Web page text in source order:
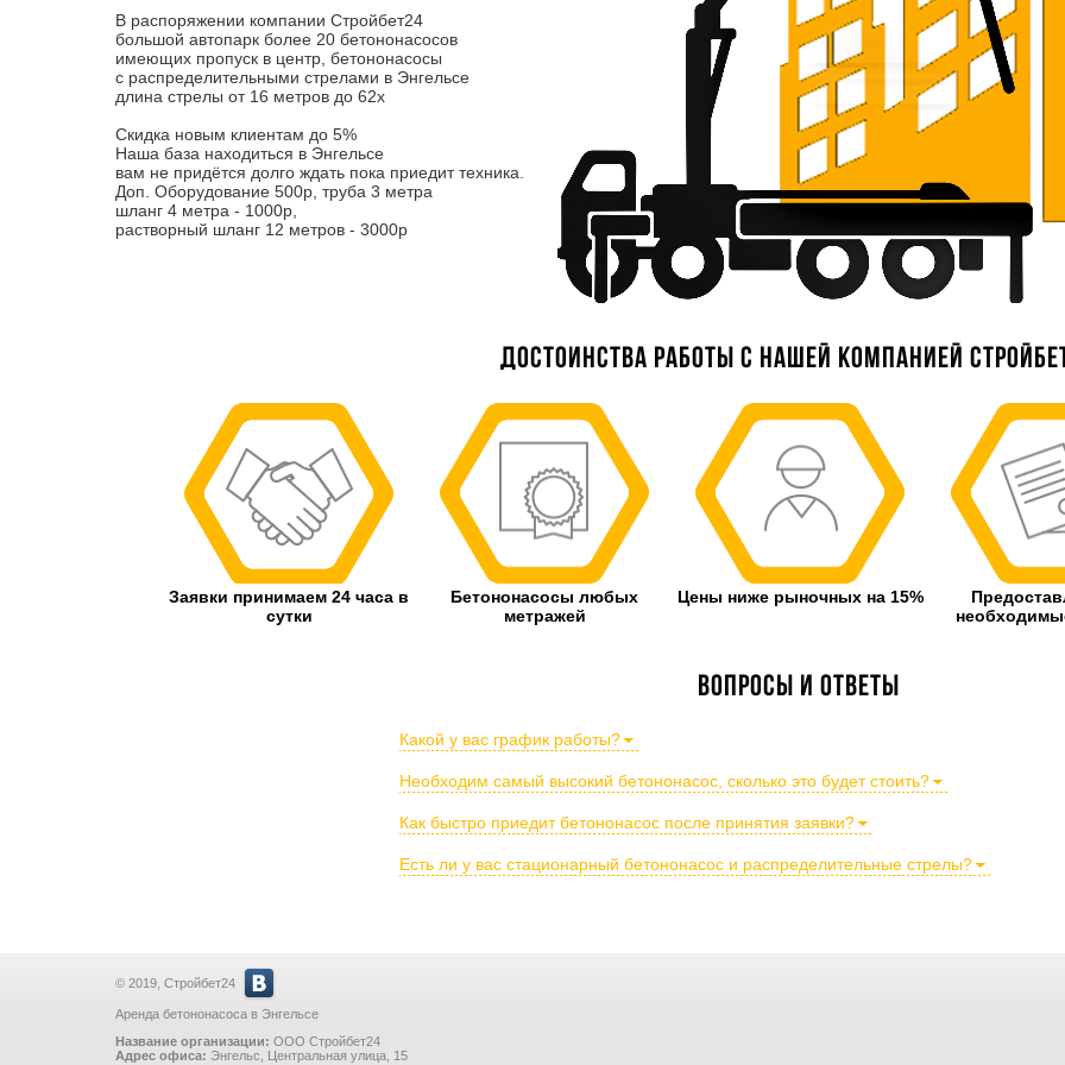
В распоряжении компании Стройбет24
большой автопарк более 20 бетононасосов
имеющих пропуск в центр, бетононасосы
с распределительными стрелами в Энгельсе
длина стрелы от 16 метров до 62х
Скидка новым клиентам до 5%
Наша база находиться в Энгельсе
вам не придётся долго ждать пока приедит техника.
Доп. Оборудование 500р, труба 3 метра
шланг 4 метра - 1000р,
растворный шланг 12 метров - 3000р
Достоинства работы с нашей компанией
Заявки принимаем 24 часа в
сутки
Бетононасосы любых
метражей
Цены ниже рыночных на 15%
Вопросы и ответы
Какой у вас график работы?
Необходим самый высокий бетононасос, сколько это будет стоить?
Как быстро приедит бетононасос после принятия заявки?
Есть ли у вас стационарный бетононасос и распределительные стрелы?
© 2019, Стройбет24
Аренда бетононасоса в Энгельсе
Название организации: ООО Стройбет24
Адрес офиса: Энгельс
Центральная улица, 15